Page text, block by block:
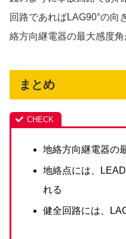
回路であればLAG90°の向
絡方向継電器の最大感度角
まとめ
地絡方向継電器の
地絡点には、
れる
健全回路には、